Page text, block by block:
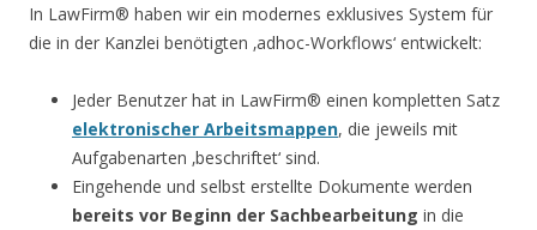
In LawFirm® haben wir ein modernes exklusives System für
die in der Kanzlei benötigten ‚adhoc-Workflows‘ entwickelt:
Jeder Benutzer hat in LawFirm® einen kompletten Satz
elektronischer Arbeitsmappen, die jeweils mit
Aufgabenarten ‚beschriftet‘ sind.
Eingehende und selbst erstellte Dokumente werden
bereits vor Beginn der Sachbearbeitung in die